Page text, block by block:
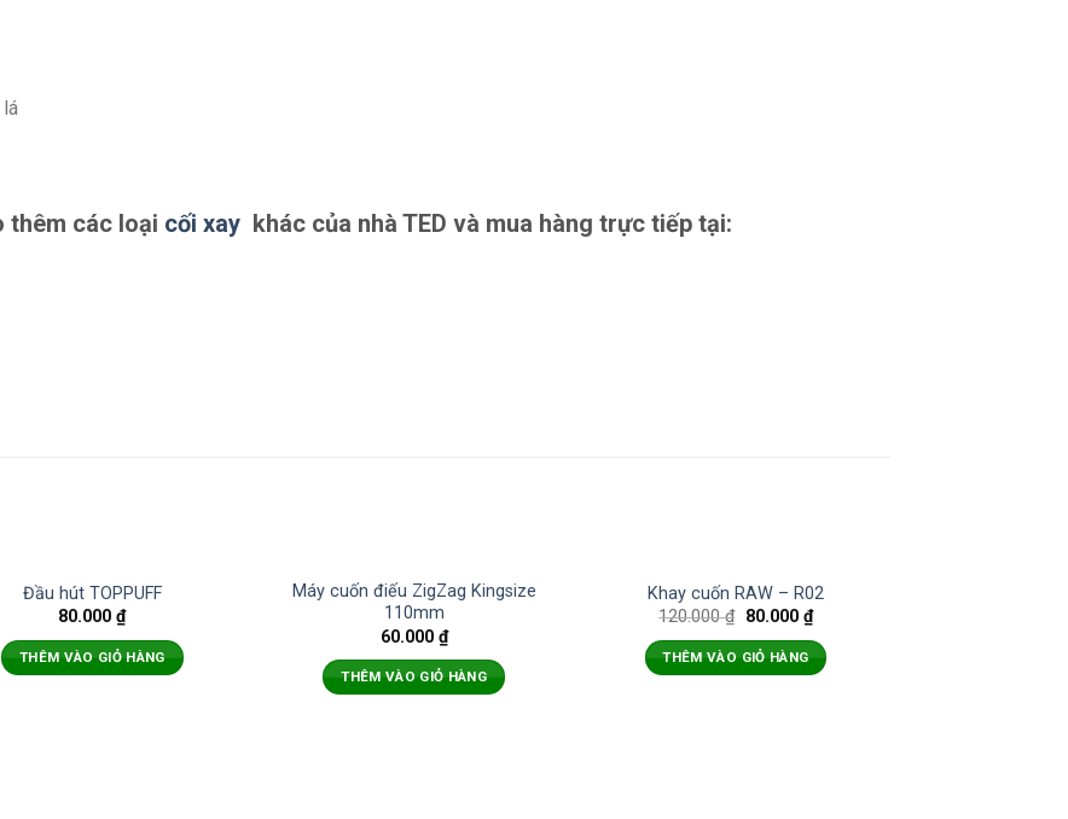
thêm các loại cối xay khác của nhà TED và mua hàng trực tiếp tại:
Đầu hút TOPPUFF
80.000₫
THÊM VÀO GIỎ HÀNG
Máy cuốn điếu ZigZag Kingsize
110mm
60.000 ₫
THÊM VÀO GIỎ HÀNG
Khay cuốn RAW – R02
120.000₫ 80.000 ₫
THÊM VÀO GIỎ HÀNG